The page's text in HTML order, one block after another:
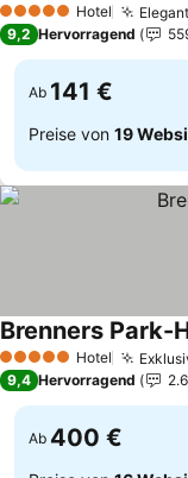
5 Sterne Hotel
Preise sehen
9,2 Hervorragend
Ab 141 €
Preise von 19
5 Sterne Hotel
Brenners Park-
9,4 Hervorragend
Ab 400 €